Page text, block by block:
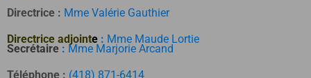
Directrice : Mme Valérie Gauthier
Directrice adjointe : Mme Maude Lortie
Secrétaire : Mme Marjorie Arcand
Téléphone : (418) 871-6414